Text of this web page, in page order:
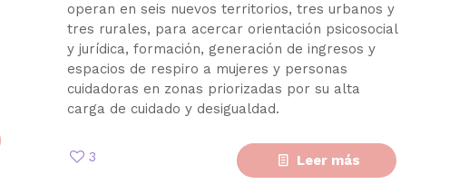
operan en seis nuevos territorios, tres urbanos y
tres rurales, para acercar orientación psicosocial
y jurídica, formación, generación de ingresos y
espacios de respiro a mujeres y personas
cuidadoras en zonas priorizadas por su alta
carga de cuidado y desigualdad.
3 Leer más